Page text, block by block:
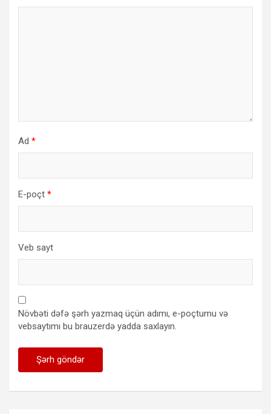
Ad *
E-poçt *
Veb sayt
Növbəti dəfə şərh yazmaq üçün adımı, e-poçtumu və
vebsaytımı bu brauzerdə yadda saxlayın.